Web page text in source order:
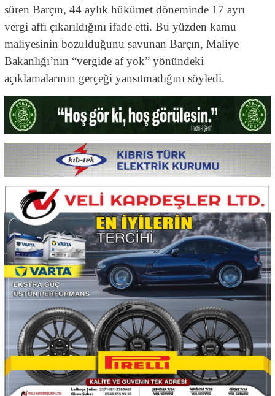
süren Barçın, 44 aylık hükümet döneminde 17 ayrı
vergi affı çıkarıldığını ifade etti. Bu yüzden kamu
maliyesinin bozulduğunu savunan Barçın, Maliye
Bakanlığı’nın “vergide af yok” yönündeki
açıklamalarının gerçeği yansıtmadığını söyledi.